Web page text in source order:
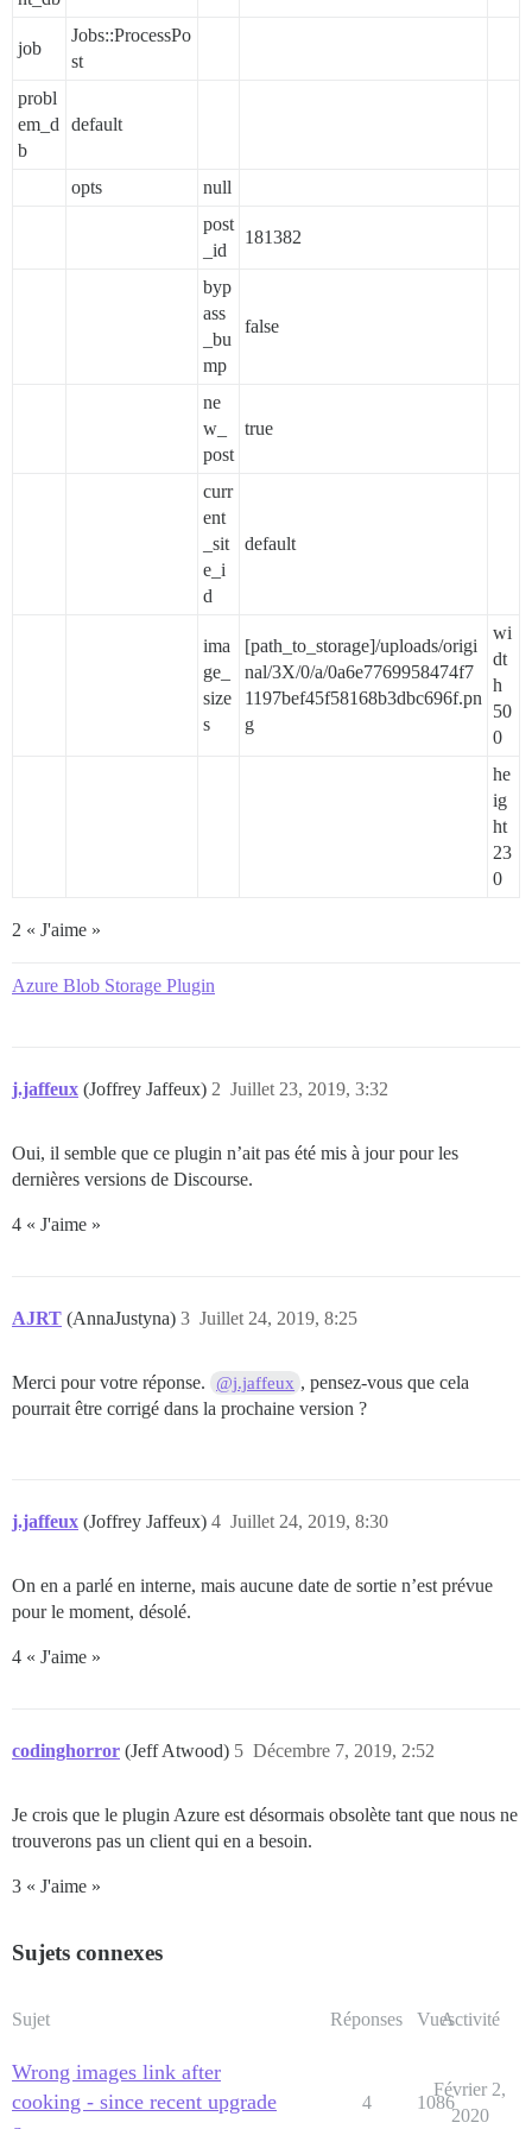
job
Jobs::ProcessPo
st
probl
em_d
b
default
opts
null
post
_id
181382
byp
ass
_bu
mp
false
ne
w_
post
true
curr
ent
_sit
e_i
d
default
ima
ge_
size
s
[path_to_storage]/uploads/origi
nal/3X/0/a/0a6e7769958474f7
1197bef45f58168b3dbc696f.pn
g
wi
dt
h
50
0
he
ig
ht
23
0
2 « J'aime »
Azure Blob Storage Plugin
j.jaffeux (Joffrey Jaffeux) Juillet 23, 2019, 3:32
2
Oui, il semble que ce plugin n’ait pas été mis à jour pour les
dernières versions de Discourse.
4 « J'aime »
AJRT (AnnaJustyna) Juillet 24, 2019, 8:25
3
Merci pour votre réponse. @j.jaffeux , pensez-vous que cela
pourrait être corrigé dans la prochaine version ?
j.jaffeux (Joffrey Jaffeux) Juillet 24, 2019, 8:30
4
On en a parlé en interne, mais aucune date de sortie n’est prévue
pour le moment, désolé.
4 « J'aime »
codinghorror (Jeff Atwood) Décembre 7, 2019, 2:52
5
Je crois que le plugin Azure est désormais obsolète tant que nous ne
trouverons pas un client qui en a besoin.
3 « J'aime »
Sujets connexes
Sujet Réponses VuesActivité
Wrong images link after
cooking - since recent upgrade
4 1086
Février 2,
2020